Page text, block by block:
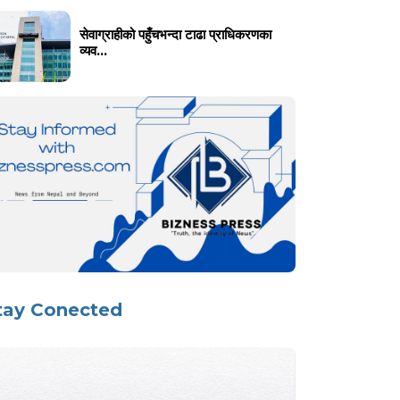
सेवाग्राहीको पहुँचभन्दा टाढा प्राधिकरणका
व्यव...
Conected